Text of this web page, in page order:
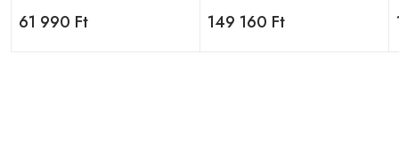
61 990 Ft 149 160 Ft